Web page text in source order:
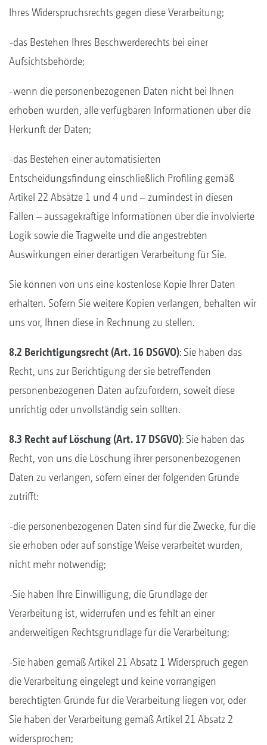
Ihres Widerspruchsrechts gegen diese Verarbeitung;
-das Bestehen Ihres Beschwerderechts bei einer
Aufsichtsbehörde;
-wenn die personenbezogenen Daten nicht bei Ihnen
erhoben wurden, alle verfügbaren Informationen über die
Herkunft der Daten;
-das Bestehen einer automatisierten
Entscheidungsfindung einschließlich Profiling gemäß
Artikel 22 Absätze 1 und 4 und – zumindest in diesen
Fällen – aussagekräftige Informationen über die involvierte
Logik sowie die Tragweite und die angestrebten
Auswirkungen einer derartigen Verarbeitung für Sie.
Sie können von uns eine kostenlose Kopie Ihrer Daten
erhalten. Sofern Sie weitere Kopien verlangen, behalten wir
uns vor, Ihnen diese in Rechnung zu stellen.
8.2 Berichtigungsrecht (Art. 16 DSGVO): Sie haben das
Recht, uns zur Berichtigung der sie betreffenden
personenbezogenen Daten aufzufordern, soweit diese
unrichtig oder unvollständig sein sollten.
8.3 Recht auf Löschung (Art. 17 DSGVO): Sie haben das
Recht, von uns die Löschung ihrer personenbezogenen
Daten zu verlangen, sofern einer der folgenden Gründe
zutrifft:
-die personenbezogenen Daten sind für die Zwecke, für die
sie erhoben oder auf sonstige Weise verarbeitet wurden,
nicht mehr notwendig;
-Sie haben Ihre Einwilligung, die Grundlage der
Verarbeitung ist, widerrufen und es fehlt an einer
anderweitigen Rechtsgrundlage für die Verarbeitung;
-Sie haben gemäß Artikel 21 Absatz 1 Widerspruch gegen
die Verarbeitung eingelegt und keine vorrangigen
berechtigten Gründe für die Verarbeitung liegen vor, oder
Sie haben der Verarbeitung gemäß Artikel 21 Absatz 2
widersprochen;